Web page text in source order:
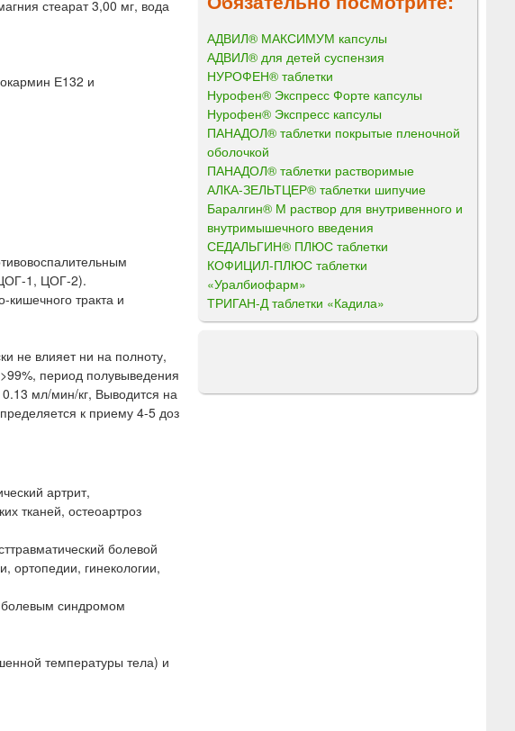
стеарат 3,00 мг, вода
Е132 и
1, ЦОГ-2).
тракта и
не влияет ни на полноту,
период полувыведения
мл/мин/кг, Выводится на
к приему 4-5 доз
артрит,
тканей, остеоартроз
болевой
гинекологии,
болевым синдромом
температуры тела) и
АДВИЛ® МАКСИМУМ капсулы
АДВИЛ® для детей суспензия
НУРОФЕН® таблетки
Нурофен® Экспресс Форте капсулы
Нурофен® Экспресс капсулы
ПАНАДОЛ® таблетки покрытые пленочной
оболочкой
ПАНАДОЛ® таблетки растворимые
АЛКА-ЗЕЛЬТЦЕР® таблетки шипучие
Баралгин® М раствор для внутривенного и
внутримышечного введения
СЕДАЛЬГИН® ПЛЮС таблетки
КОФИЦИЛ-ПЛЮС таблетки
«Уралбиофарм»
ТРИГАН-Д таблетки «Кадила»